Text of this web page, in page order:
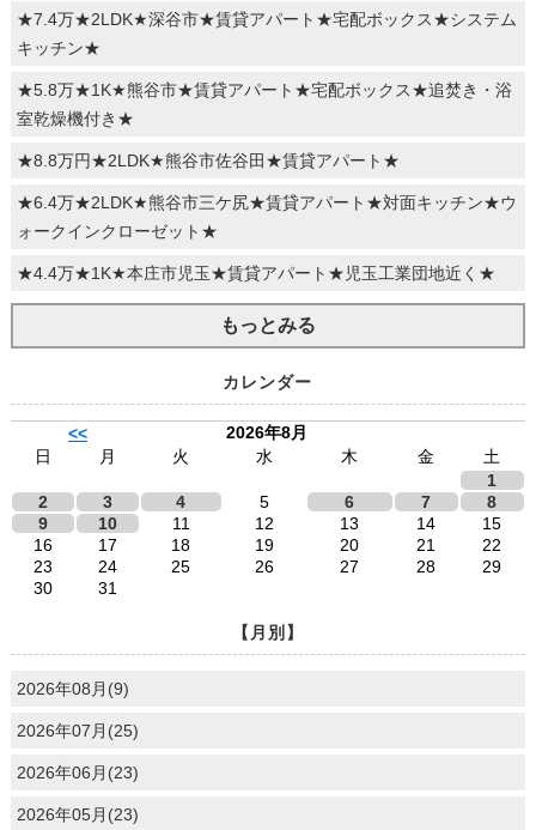
★7.4万★2LDK★深谷市★賃貸アパート★宅配ボックス★システム
キッチン★
★5.8万★1K★熊谷市★賃貸アパート★宅配ボックス★追焚き・浴
室乾燥機付き★
★8.8万円★2LDK★熊谷市佐谷田★賃貸アパート★
★6.4万★2LDK★熊谷市三ケ尻★賃貸アパート★対面キッチン★ウ
ォークインクローゼット★
★4.4万★1K★本庄市児玉★賃貸アパート★児玉工業団地近く★
もっとみる
カレンダー
<<
2026年8月
日
月 火 水 木 金
土
1
2
3 4 5 6 7
8
9
10 11 12 13 14
15
16
17 18 19 20 21
22
23
24 25 26 27 28
29
30
31
【月別】
2026年08月(9)
2026年07月(25)
2026年06月(23)
2026年05月(23)